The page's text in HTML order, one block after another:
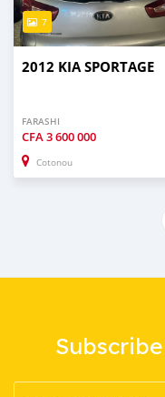
7
2012 KIA SPORTAGE
FARASHI
CFA3 600 000
Cotonou